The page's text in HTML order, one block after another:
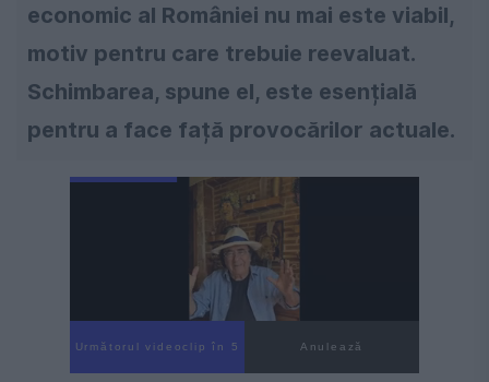
economic al României nu mai este viabil,
motiv pentru care trebuie reevaluat.
Schimbarea, spune el, este esențială
pentru a face față provocărilor actuale.
Următorul videoclip în 4 Anulează